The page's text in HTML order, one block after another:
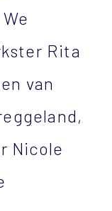
Rita
van
Nicole